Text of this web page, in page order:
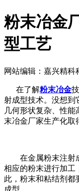
粉末冶金
型工艺
网站编辑：嘉兴精
在了解粉末冶金
射成型技术。没想到
几何形状复杂、性
末冶金厂家生产化取
在金属粉末注射
相应的粉末进行加工
此，粉末和粘结剂都
成型。